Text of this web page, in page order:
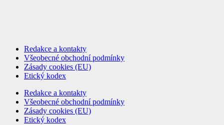
Redakce a kontakty
Všeobecné obchodní podmínky
Zásady cookies (EU)
Etický kodex
Redakce a kontakty
Všeobecné obchodní podmínky
Zásady cookies (EU)
Etický kodex